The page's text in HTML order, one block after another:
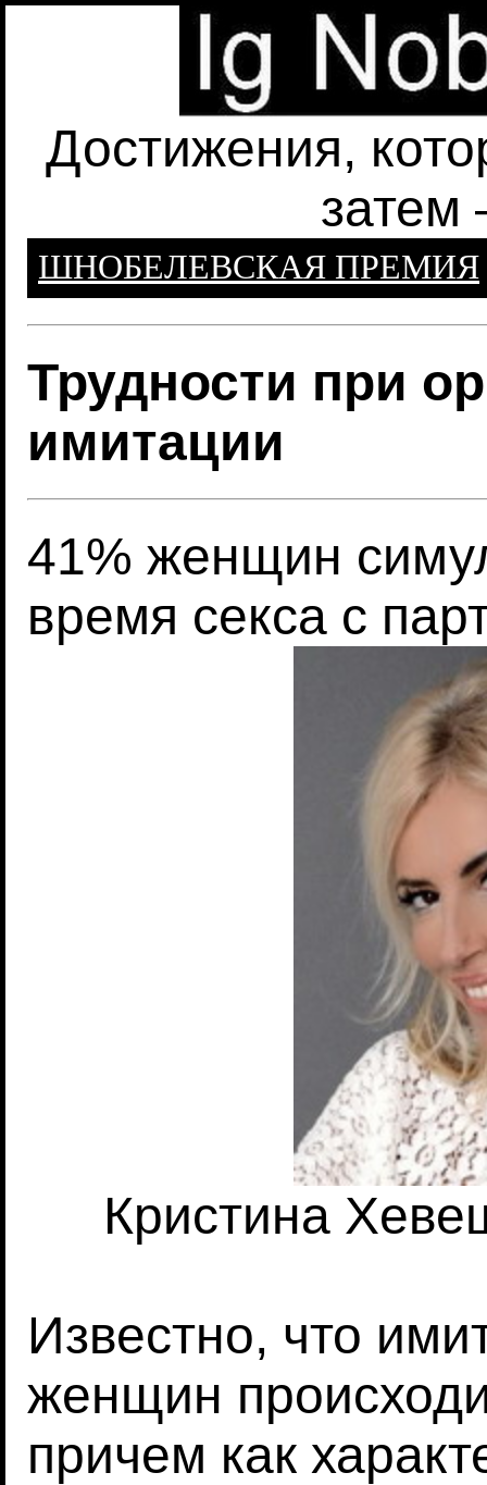
Достижения,
затем
ШНОБЕЛЕВСКАЯ ПРЕМИЯ
Трудности при
имитации
41% женщин
время секса с
Кристина
Известно, что
женщин
причем как